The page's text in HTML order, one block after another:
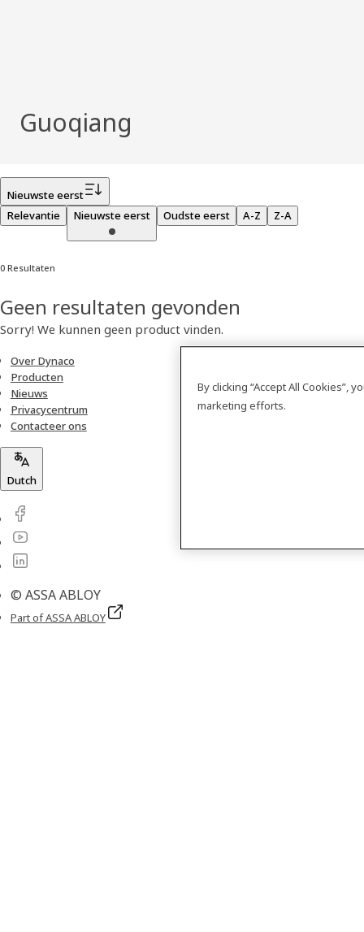
Guoqiang
Nieuwste eerst
Relevantie
Nieuwste eerst Oudste eerst A-Z Z-A
0 Resultaten
Geen resultaten gevonden
Sorry! We kunnen geen product vinden.
Over Dynaco
Producten
Nieuws
Privacycentrum
Contacteer ons
Dutch
© ASSA ABLOY
Part of ASSA ABLOY
By clicking “Accept All Cookies”,
marketing efforts.